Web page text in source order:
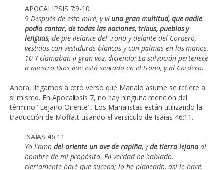
APOCALIPSIS 7:9-10
9 Después de esto miré, y vi una gran multitud, que nadie
podía contar, de todas las naciones, tribus, pueblos y
lenguas, de pie delante del trono y delante del Cordero,
vestidos con vestiduras blancas y con palmas en las manos.
10 Y clamaban a gran voz, diciendo: La salvación pertenece
a nuestro Dios que está sentado en el trono, y al Cordero.
Ahora, llegamos a otro verso que Manalo asume se refiere a
sí mismo. En Apocalipsis 7, no hay ninguna mención del
término "Lejano Oriente". Los Manalistas están utilizando la
traducción de Moffatt usando el versículo de Isaías 46:11.
ISAIAS 46:11
Yo llamo del oriente un ave de rapiña, yde tierra lejana al
hombre de mi propósito. En verdad he hablado,
ciertamente haré que suceda; lo he planeado, así lo haré.